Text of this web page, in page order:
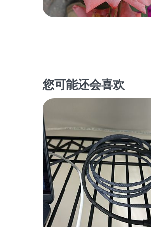
您可能还会喜欢